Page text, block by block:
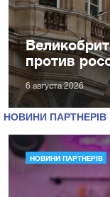
против
6 августа 2026